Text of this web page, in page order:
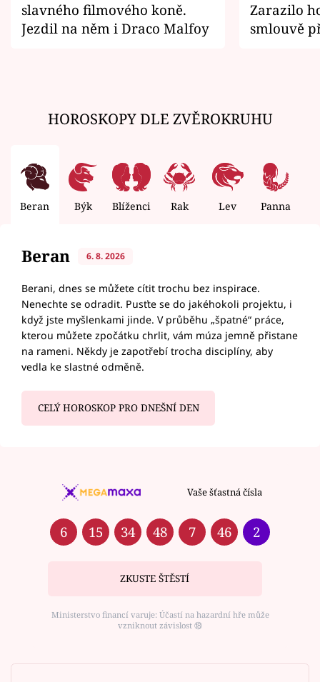
slavného filmového koně.
Jezdil na něm i Draco Malfoy
Zarazilo
smlouvě
HOROSKOPY DLE ZVĚROKRUHU
Beran Býk Blíženci Rak Lev Panna
Beran 6. 8. 2026
Berani, dnes se můžete cítit trochu bez inspirace.
Nenechte se odradit. Pusťte se do jakéhokoli projektu, i
když jste myšlenkami jinde. V průběhu „špatné“ práce,
kterou můžete zpočátku chrlit, vám múza jemně přistane
na rameni. Někdy je zapotřebí trocha disciplíny, aby
vedla ke slastné odměně.
CELÝ HOROSKOP PRO DNEŠNÍ DEN
Vaše šťastná čísla
6 15 34 48 7 46 2
ZKUSTE ŠTĚSTÍ
Ministerstvo financí varuje: Účastí na hazardní hře může
vzniknout závislost ⑱